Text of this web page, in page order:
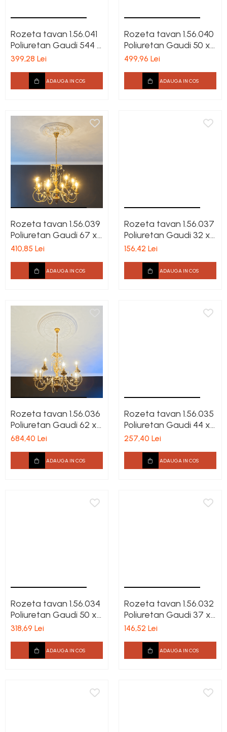
Rozeta tavan 1.56.041
Poliuretan Gaudi 544 x
785 x 48 mm
399,28 Lei
ADAUGA IN COS
Rozeta tavan 1.56.040
Poliuretan Gaudi 50 x
707 mm
499,96 Lei
ADAUGA IN COS
Rozeta tavan 1.56.039
Poliuretan Gaudi 67 x
659 mm
410,85 Lei
ADAUGA IN COS
Rozeta tavan 1.56.037
Poliuretan Gaudi 32 x
330 mm
156,42 Lei
ADAUGA IN COS
Rozeta tavan 1.56.036
Poliuretan Gaudi 62 x
887 mm
684,40 Lei
ADAUGA IN COS
Rozeta tavan 1.56.035
Poliuretan Gaudi 44 x
485 mm
257,40 Lei
ADAUGA IN COS
Rozeta tavan 1.56.034
Poliuretan Gaudi 50 x
512 mm
318,69 Lei
ADAUGA IN COS
Rozeta tavan 1.56.032
Poliuretan Gaudi 37 x
320 mm
146,52 Lei
ADAUGA IN COS